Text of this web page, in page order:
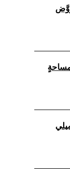
مساحةٍ